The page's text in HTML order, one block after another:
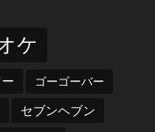
ケ
ゴーゴーバー
セブンヘブン